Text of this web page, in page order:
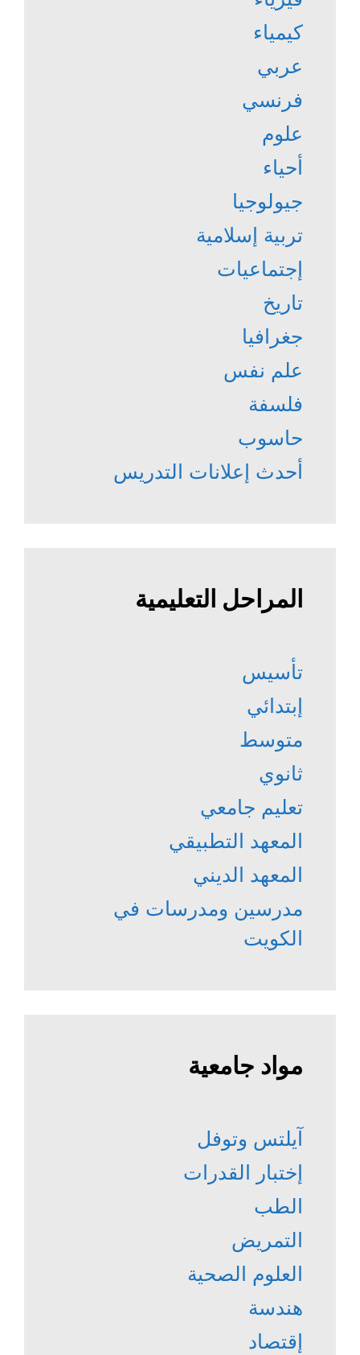
كيمياء
عربي
فرنسي
علوم
أحياء
جيولوجيا
تربية إسلامية
إجتماعيات
تاريخ
جغرافيا
علم نفس
فلسفة
حاسوب
أحدث إعلانات التدريس
المراحل التعليمية
تأسيس
إبتدائي
متوسط
ثانوي
تعليم جامعي
المعهد التطبيقي
المعهد الديني
مدرسين ومدرسات في
الكويت
مواد جامعية
آيلتس وتوفل
إختبار القدرات
الطب
التمريض
العلوم الصحية
هندسة
إقتصاد